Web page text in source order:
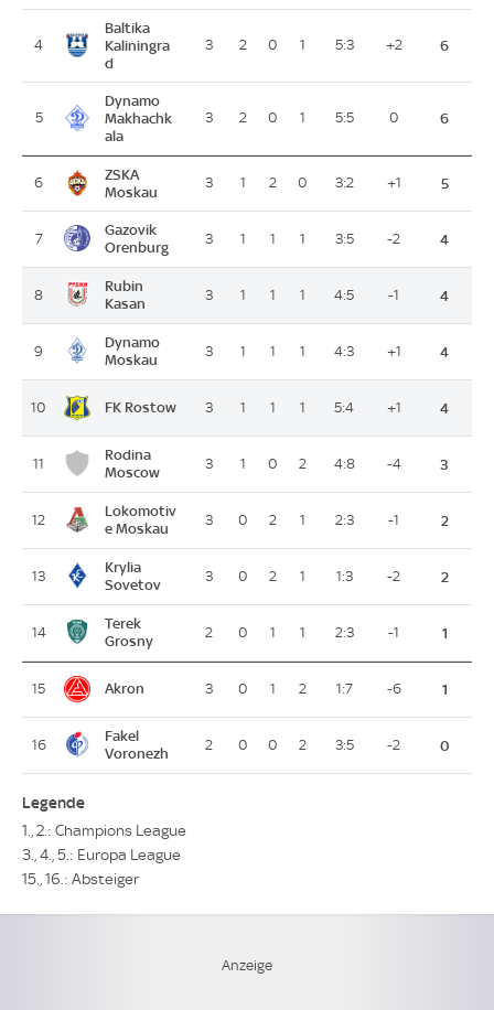
4
Baltika
Kaliningra
d
3 2 0 1 5:3 +2 6
5
Dynamo
Makhachk
ala
3 2 0 1 5:5 0 6
6
ZSKA
Moskau
3 1 2 0 3:2 +1 5
7
Gazovik
Orenburg
3 1 1 1 3:5 -2 4
8
Rubin
Kasan
3 1 1 1 4:5 -1 4
9
Dynamo
Moskau
3 1 1 1 4:3 +1 4
10 FK Rostow 3 1 1 1 5:4 +1 4
11
Rodina
Moscow
3 1 0 2 4:8 -4 3
12
Lokomotiv
e Moskau
3 0 2 1 2:3 -1 2
13
Krylia
Sovetov
3 0 2 1 1:3 -2 2
14
Terek
Grosny
2 0 1 1 2:3 -1 1
15 Akron 3 0 1 2 1:7 -6 1
16
Fakel
Voronezh
2 0 0 2 3:5 -2 0
Legende
1., 2.: Champions League
3., 4., 5.: Europa League
15., 16.: Absteiger